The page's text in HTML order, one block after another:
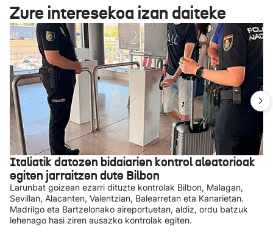
Zure interesekoa izan daiteke
Italiatik datozen bidaiarien kontrol aleatorioak
egiten jarraitzen dute Bilbon
Larunbat goizean ezarri dituzte kontrolak Bilbon, Malagan,
Sevillan, Alacanten, Valentzian, Balearretan eta Kanarietan.
Madrilgo eta Bartzelonako aireportuetan, aldiz, ordu batzuk
lehenago hasi ziren ausazko kontrolak egiten.